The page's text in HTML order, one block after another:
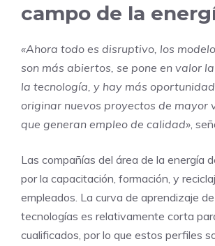
campo de la
«Ahora todo es disruptivo, los
son más abiertos, se pone en valor
la tecnología, y hay más
originar nuevos proyectos de mayor
que generan empleo de calidad»,
Las compañías del área de la energía
por la capacitación, formación, y
empleados. La curva de aprendizaje
tecnologías es relativamente corta
cualificados, por lo que estos perfiles